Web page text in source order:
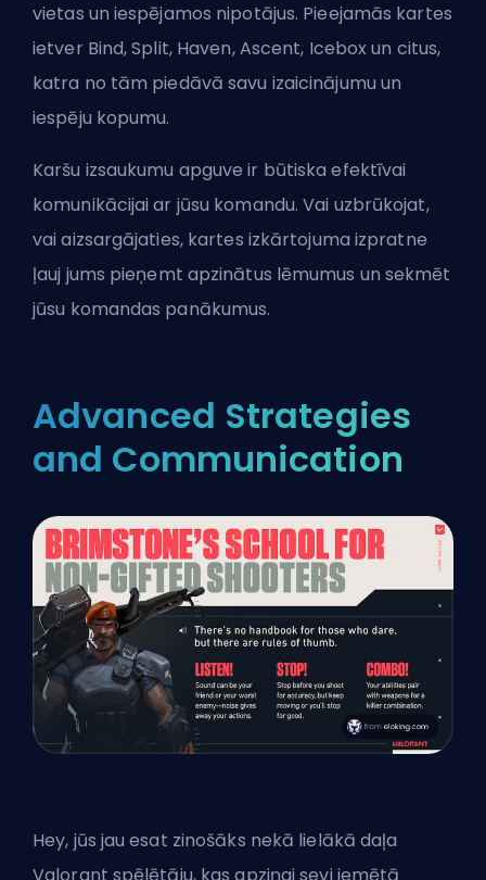
vietas un iespējamos nipotājus. Pieejamās kartes
ietver Bind, Split, Haven, Ascent, Icebox un citus,
katra no tām piedāvā savu izaicinājumu un
iespēju kopumu.
Karšu izsaukumu apguve ir būtiska efektīvai
komunikācijai ar jūsu komandu. Vai uzbrūkojat,
vai aizsargājaties, kartes izkārtojuma izpratne
ļauj jums pieņemt apzinātus lēmumus un sekmēt
jūsu komandas panākumus.
Advanced Strategies
and Communication
Hey, jūs jau esat zinošāks nekā lielākā daļa
Valorant spēlētāju, kas apziņgi sevi iemētā